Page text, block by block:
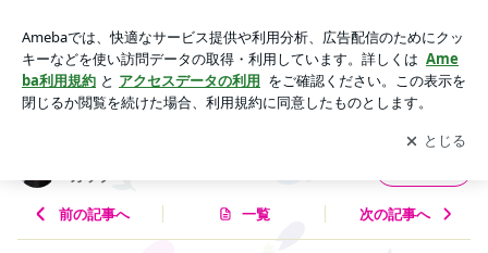
は、大野智くんの映像と背中。 | 大野智さん応援blog☆今日も
3104とポップンカップ
アプリをダウンロードして ブログの更新通知
を受け取りまし
ょう。
開く
カップ
前の記事へ 一覧 次の記事へ